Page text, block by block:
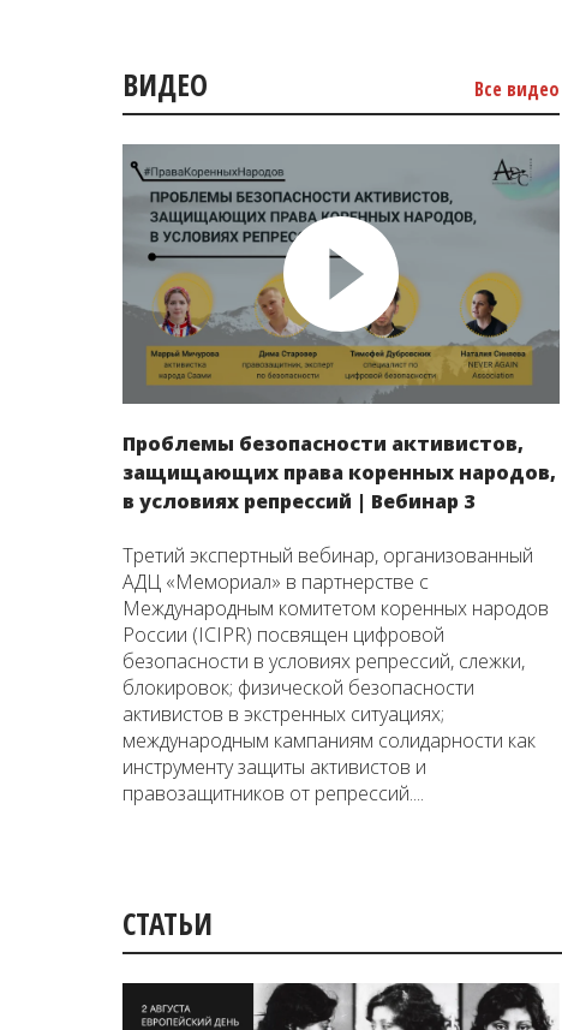
ВИДЕО Все видео
Проблемы безопасности активистов,
защищающих права коренных народов,
в условиях репрессий | Вебинар 3
Третий экспертный вебинар, организованный
АДЦ «Мемориал» в партнерстве с
Международным комитетом коренных народов
России (ICIPR) посвящен цифровой
безопасности в условиях репрессий, слежки,
блокировок; физической безопасности
активистов в экстренных ситуациях;
международным кампаниям солидарности как
инструменту защиты активистов и
правозащитников от репрессий....
СТАТЬИ